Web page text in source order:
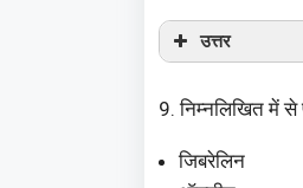
उत्तर
9. निम्नलिखित में से
जिबरेलिन